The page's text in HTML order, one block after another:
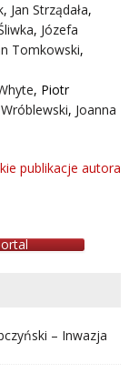
, Jan Strządała,
, Józefa
Tomkowski,
, Piotr
, Joanna
publikacje autora
– Inwazja